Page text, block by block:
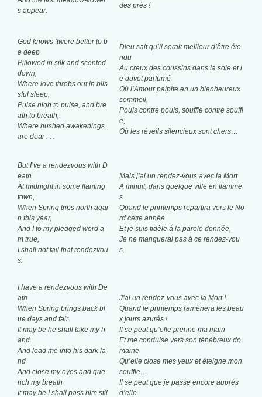
s appear.
des près !
God knows ’twere better to b
e deep
Pillowed in silk and scented
down,
Where love throbs out in blis
sful sleep,
Pulse nigh to pulse, and bre
ath to breath,
Where hushed awakenings
are dear . . .
Dieu sait qu’il serait meilleur d’être éte
ndu
Au creux des coussins dans la soie et l
e duvet parfumé
Où l’Amour palpite en un bienheureux
sommeil,
Pouls contre pouls, souffle contre souffl
e,
Où les réveils silencieux sont chers…
But I’ve a rendezvous with D
eath
At midnight in some flaming
town,
When Spring trips north agai
n this year,
And I to my pledged word a
m true,
I shall not fail that rendezvou
s.
Mais j’ai un rendez-vous avec la Mort
A minuit, dans quelque ville en flamme
s
Quand le printemps repartira vers le No
rd cette année
Et je suis fidèle à la parole donnée,
Je ne manquerai pas à ce rendez-vou
s.
I have a rendezvous with De
ath
When Spring brings back bl
ue days and fair.
It may be he shall take my h
and
And lead me into his dark la
nd
And close my eyes and que
nch my breath
It may be I shall pass him stil
J’ai un rendez-vous avec la Mort !
Quand le printemps ramènera les beau
x jours azurés !
Il se peut qu’elle prenne ma main
Et me conduise vers son ténébreux do
maine
Qu’elle close mes yeux et éteigne mon
souffle…
Il se peut que je passe encore auprès
d’elle